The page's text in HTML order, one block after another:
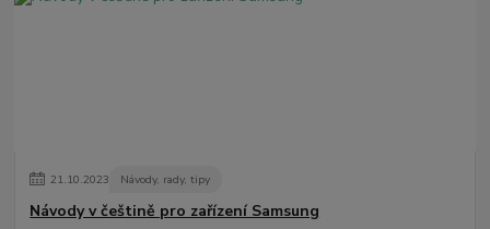
21.10.2023 Návody, rady, tipy
Návody v češtině pro zařízení Samsung